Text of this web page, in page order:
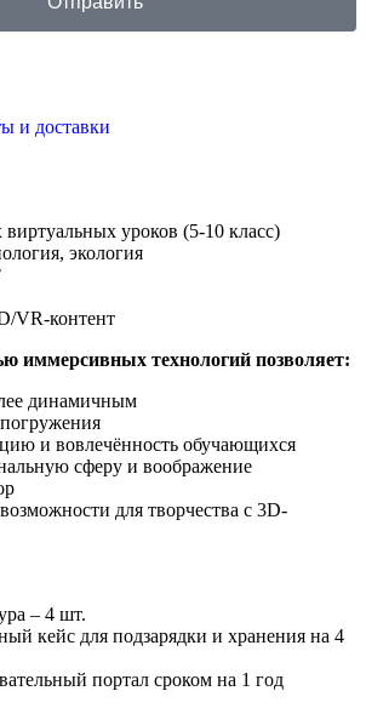
и доставки
уроков (5-10 класс)
экология
VR-контент
иммерсивных технологий позволяет:
динамичным
и вовлечённость обучающихся
сферу и воображение
для творчества с 3D-
– 4 шт.
кейс для подзарядки и хранения на 4
портал сроком на 1 год